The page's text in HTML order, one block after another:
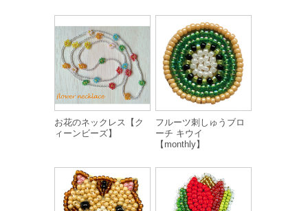
お花のネックレス【ク
ィーンビーズ】
フルーツ刺しゅうブロ
ーチ キウイ
【monthly】